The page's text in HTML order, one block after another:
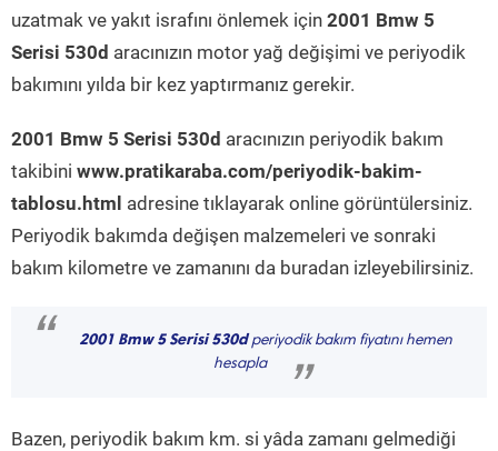
uzatmak ve yakıt israfını önlemek için 2001 Bmw 5
Serisi 530d aracınızın motor yağ değişimi ve periyodik
bakımını yılda bir kez yaptırmanız gerekir.
2001 Bmw 5 Serisi 530d aracınızın periyodik bakım
takibini www.pratikaraba.com/periyodik-bakim-
tablosu.html adresine tıklayarak online görüntülersiniz.
Periyodik bakımda değişen malzemeleri ve sonraki
bakım kilometre ve zamanını da buradan izleyebilirsiniz.
“ 2001 Bmw 5 Serisi 530dperiyodik bakım fiyatını hemen
hesapla
”
Bazen, periyodik bakım km. si yâda zamanı gelmediği